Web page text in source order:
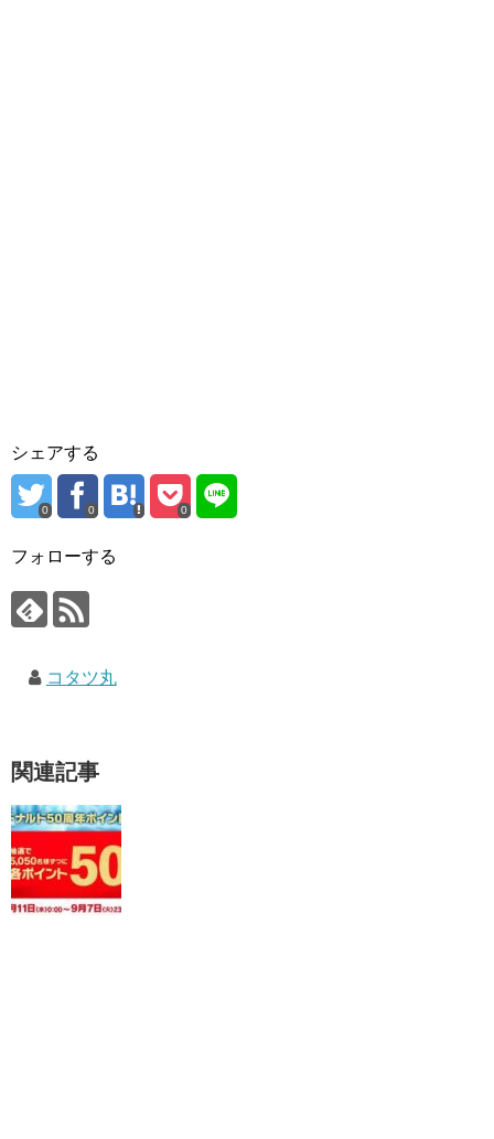
シェアする
0 0 0
フォローする
コタツ丸
関連記事